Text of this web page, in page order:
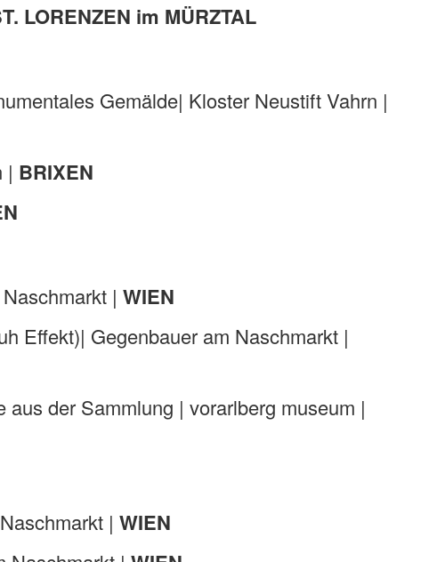
LORENZEN im MÜRZTAL
Gemälde| Kloster Neustift Vahrn |
| BRIXEN
Naschmarkt |WIEN
Effekt)| Gegenbauer am Naschmarkt |
der Sammlung | vorarlberg museum |
|WIEN